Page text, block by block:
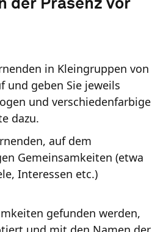
der Präsenz vor
in Kleingruppen von
und geben Sie jeweils
und verschiedenfarbige
dazu.
auf dem
Gemeinsamkeiten (etwa
Interessen etc.)
gefunden werden,